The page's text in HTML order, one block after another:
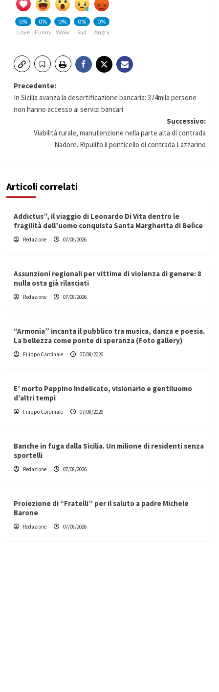
0%
Love
0%
Funny
0%
Wow
0%
Sad
0%
Angry
Navigazione
articolo
Precedente:
In Sicilia avanza la desertificazione bancaria: 374mila persone
non hanno accesso ai servizi bancari
Successivo:
Viabilità rurale, manutenzione nella parte alta di contrada
Nadore. Ripulito il ponticello di contrada Lazzarino
Articoli correlati
Addictus”, il viaggio di Leonardo Di Vita dentro le
fragilità dell’uomo conquista Santa Margherita di Belìce
Redazione 07/08/2026
Assunzioni regionali per vittime di violenza di genere: 8
nulla osta già rilasciati
Redazione 07/08/2026
“Armonia” incanta il pubblico tra musica, danza e poesia.
La bellezza come ponte di speranza (Foto gallery)
Filippo Cardinale 07/08/2026
E’ morto Peppino Indelicato, visionario e gentiluomo
d’altri tempi
Filippo Cardinale 07/08/2026
Banche in fuga dalla Sicilia. Un milione di residenti senza
sportelli
Redazione 07/08/2026
Proiezione di “Fratelli” per il saluto a padre Michele
Barone
Redazione 07/08/2026